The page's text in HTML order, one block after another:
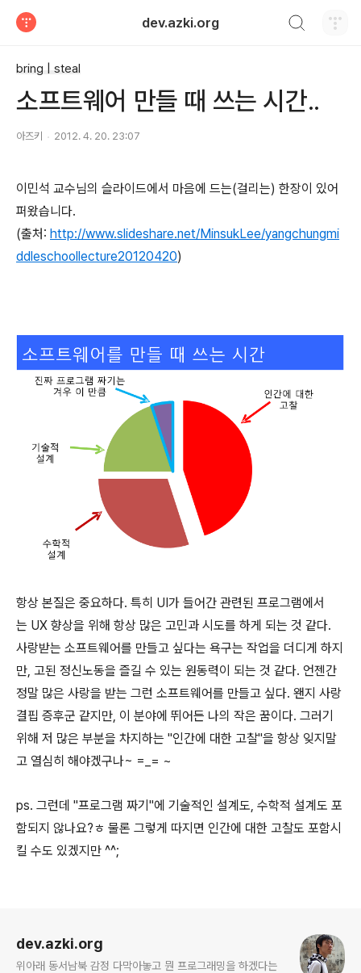
dev.azki.org
bring | steal
소프트웨어 만들 때 쓰는 시간..
아즈키 2012. 4. 20. 23:07
이민석 교수님의 슬라이드에서 마음에 드는(걸리는) 한장이 있어
퍼왔습니다.
(출처: http://www.slideshare.net/MinsukLee/yangchungmi
ddleschoollecture20120420)
항상 본질은 중요하다. 특히 UI가 들어간 관련된 프로그램에서
는 UX 향상을 위해 항상 많은 고민과 시도를 하게 되는 것 같다.
사랑받는 소프트웨어를 만들고 싶다는 욕구는 작업을 더디게 하지
만, 고된 정신노동을 즐길 수 있는 원동력이 되는 것 같다. 언젠간
정말 많은 사랑을 받는 그런 소프트웨어를 만들고 싶다. 왠지 사랑
결핍 증후군 같지만, 이 분야에 뛰어든 나의 작은 꿈이다. 그러기
위해 저 많은 부분을 차지하는 "인간에 대한 고찰"을 항상 잊지말
고 열심히 해야겠구나~ =_= ~
ps. 그런데 "프로그램 짜기"에 기술적인 설계도, 수학적 설계도 포
함되지 않나요?ㅎ 물론 그렇게 따지면 인간에 대한 고찰도 포함시
킬 수도 있겠지만 ^^;
dev.azki.org
위아래 동서남북 감정 다막아놓고 뭔 프로그래밍을 하겠다는